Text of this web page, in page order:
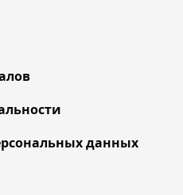
данных